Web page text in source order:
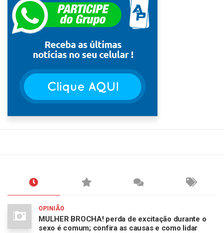
OPINIÃO
MULHER BROCHA! perda de excitação durante o
sexo é comum; confira as causas e como lidar